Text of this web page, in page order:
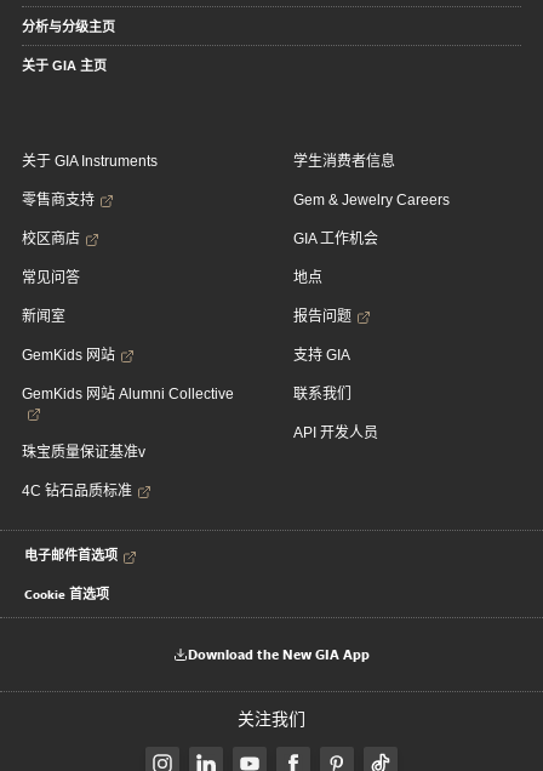
分析与分级主页
关于 GIA 主页
关于 GIA Instruments
零售商支持
校区商店
常见问答
新闻室
GemKids 网站
GemKids 网站 Alumni Collective
珠宝质量保证基准v
4C 钻石品质标准
学生消费者信息
Gem & Jewelry Careers
GIA 工作机会
地点
报告问题
支持 GIA
联系我们
API 开发人员
电子邮件首选项
Cookie 首选项
Download the New GIA App
关注我们